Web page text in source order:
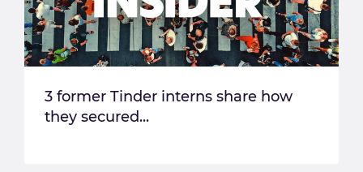
3 former Tinder interns share how
they secured...